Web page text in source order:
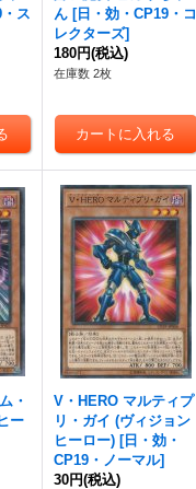
ス
ん [日・効・CP19・コ
レクターズ]
180円(税込)
在庫数 2枚
・
ー
V・HERO マルティプ
リ・ガイ (ヴィジョン
ヒーロー) [日・効・
CP19・ノーマル]
30円(税込)